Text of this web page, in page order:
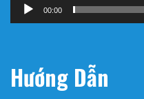
00:00
Hướng Dẫn